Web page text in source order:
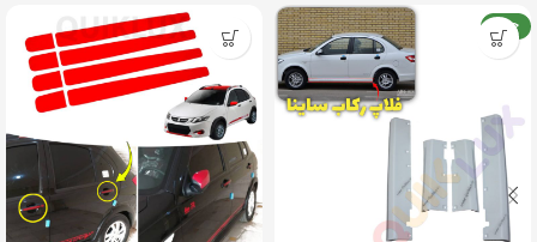
جدید